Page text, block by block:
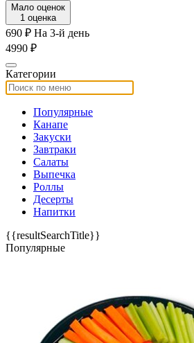
Мало оценок
1 оценка
690 ₽ На 3-й день
4990 ₽
Категории
Популярные
Канапе
Закуски
Завтраки
Салаты
Выпечка
Роллы
Десерты
Напитки
{{resultSearchTitle}}
Популярные